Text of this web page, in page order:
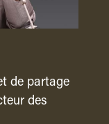
de partage
des